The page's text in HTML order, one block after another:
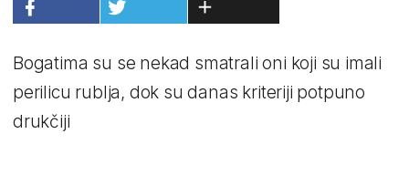
Bogatima su se nekad smatrali oni koji su imali
perilicu rublja, dok su danas kriteriji potpuno
drukčiji